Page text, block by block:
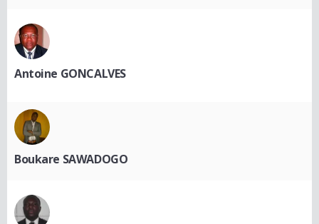
Antoine GONCALVES
Boukare SAWADOGO